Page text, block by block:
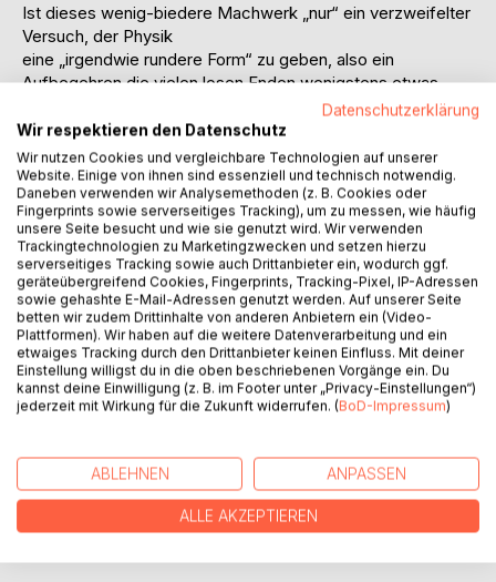
Ist dieses wenig-biedere Machwerk „nur“ ein verzweifelter
Versuch, der Physik
eine „irgendwie rundere Form“ zu geben, also ein
Aufbegehren die vielen losen Enden wenigstens etwas
fester zu zuzurren, quasi eben nur ein „Kanten-
Abschleifen“ ?
Oder is' es sowas wie das Backofen-heiße Ausbacken
eines Teigs zu einem „vollendeten“ Kuchen, so dass,
danach erst, das Ganze wirklich gut schmeckt ?
Oder ist es einfach nur ein unüberlegter Ulk ?
Nun, ich behaupte, mit NICHTS könnte der geneigte Leser
MEHR daneben liegen !
Zuallererst und vor allem andern möchte der Autor all
DENEN seinen ganz großen Respekt zollen, die ihr Leben
in den Dienst der Wissenschaften gestellt haben.
vergangene (und lebende) Menschen vollbracht haben, ist
es (auch für jemandem wie mich) MÖGLICH geworden in
einem stillen Kämmerlein die vielen kleinen herumliegenden
Puzzle-Steinchen zu sammeln, zu prüfen und am Ende
Datenschutzerklärung
Wir respektieren den Datenschutz
Wir nutzen Cookies und vergleichbare Technologien auf unserer
Website. Einige von ihnen sind essenziell und technisch notwendig.
Daneben verwenden wir Analysemethoden (z. B. Cookies oder
Fingerprints sowie serverseitiges Tracking), um zu messen, wie häufig
unsere Seite besucht und wie sie genutzt wird. Wir verwenden
Trackingtechnologien zu Marketingzwecken und setzen hierzu
serverseitiges Tracking sowie auch Drittanbieter ein, wodurch ggf.
geräteübergreifend Cookies, Fingerprints, Tracking-Pixel, IP-Adressen
sowie gehashte E-Mail-Adressen genutzt werden. Auf unserer Seite
betten wir zudem Drittinhalte von anderen Anbietern ein (Video-
Plattformen). Wir haben auf die weitere Datenverarbeitung und ein
etwaiges Tracking durch den Drittanbieter keinen Einfluss. Mit deiner
Einstellung willigst du in die oben beschriebenen Vorgänge ein. Du
kannst deine Einwilligung (z. B. im Footer unter „Privacy-Einstellungen“)
jederzeit mit Wirkung für die Zukunft widerrufen. (BoD-Impressum)
ABLEHNEN ANPASSEN
ALLE AKZEPTIEREN